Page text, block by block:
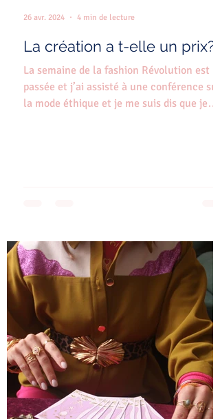
La création a t-elle un prix?
La semaine de la fashion Révolution est
passée et j’ai assisté à une conférence sur
la mode éthique et je me suis dis que je
26 avr. 2024 4 min de lecture